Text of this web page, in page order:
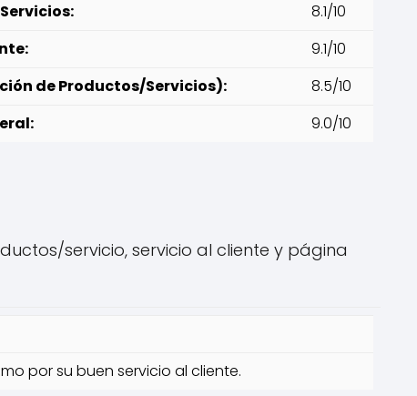
8.1/10
9.1/10
de Productos/Servicios):
8.5/10
9.0/10
servicio, servicio al cliente y página
por su buen servicio al cliente.